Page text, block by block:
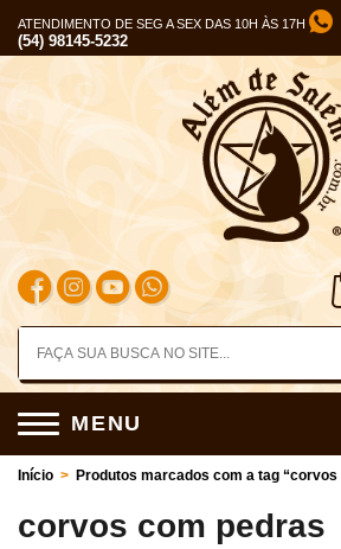
ATENDIMENTO DE SEG A SEX DAS 10H ÀS 17H
(54) 98145-5232
MENU
Início > Produtos marcados com a tag
corvos com pedras